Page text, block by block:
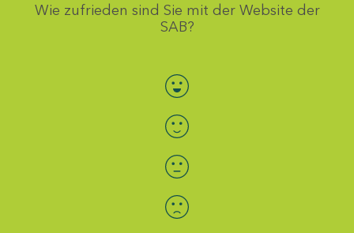
Wie zufrieden sind Sie mit der Website der
SAB?
Bewertung auswählen